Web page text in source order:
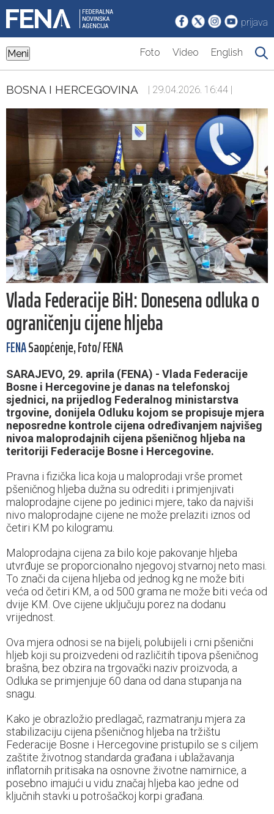
prijava
Meni Foto Video English
BOSNA I HERCEGOVINA | 29.04.2026. 16:44 |
Vlada Federacije BiH: Donesena odluka o
ograničenju cijene hljeba
FENASaopćenje, Foto/ FENA
SARAJEVO, 29. aprila (FENA) - Vlada Federacije
Bosne i Hercegovine je danas na telefonskoj
sjednici, na prijedlog Federalnog ministarstva
trgovine, donijela Odluku kojom se propisuje mjera
neposredne kontrole cijena određivanjem najvišeg
nivoa maloprodajnih cijena pšeničnog hljeba na
teritoriji Federacije Bosne i Hercegovine.
Pravna i fizička lica koja u maloprodaji vrše promet
pšeničnog hljeba dužna su odrediti i primjenjivati
maloprodajne cijene po jedinici mjere, tako da najviši
nivo maloprodajne cijene ne može prelaziti iznos od
četiri KM po kilogramu.
Maloprodajna cijena za bilo koje pakovanje hljeba
utvrđuje se proporcionalno njegovoj stvarnoj neto masi.
To znači da cijena hljeba od jednog kg ne može biti
veća od četiri KM, a od 500 grama ne može biti veća od
dvije KM. Ove cijene uključuju porez na dodanu
vrijednost.
Ova mjera odnosi se na bijeli, polubijeli i crni pšenični
hljeb koji su proizvedeni od različitih tipova pšeničnog
brašna, bez obzira na trgovački naziv proizvoda, a
Odluka se primjenjuje 60 dana od dana stupanja na
snagu.
Kako je obrazložio predlagač, razmatranju mjera za
stabilizaciju cijena pšeničnog hljeba na tržištu
Federacije Bosne i Hercegovine pristupilo se s ciljem
zaštite životnog standarda građana i ublažavanja
inflatornih pritisaka na osnovne životne namirnice, a
posebno imajući u vidu značaj hljeba kao jedne od
ključnih stavki u potrošačkoj korpi građana.